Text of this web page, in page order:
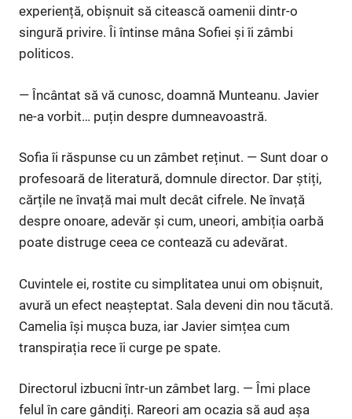
experiență, obișnuit să citească oamenii dintr-o
singură privire. Îi întinse mâna Sofiei și îi zâmbi
politicos.
— Încântat să vă cunosc, doamnă Munteanu. Javier
ne-a vorbit… puțin despre dumneavoastră.
Sofia îi răspunse cu un zâmbet reținut. — Sunt doar o
profesoară de literatură, domnule director. Dar știți,
cărțile ne învață mai mult decât cifrele. Ne învață
despre onoare, adevăr și cum, uneori, ambiția oarbă
poate distruge ceea ce contează cu adevărat.
Cuvintele ei, rostite cu simplitatea unui om obișnuit,
avură un efect neașteptat. Sala deveni din nou tăcută.
Camelia își mușca buza, iar Javier simțea cum
transpirația rece îi curge pe spate.
Directorul izbucni într-un zâmbet larg. — Îmi place
felul în care gândiți. Rareori am ocazia să aud așa